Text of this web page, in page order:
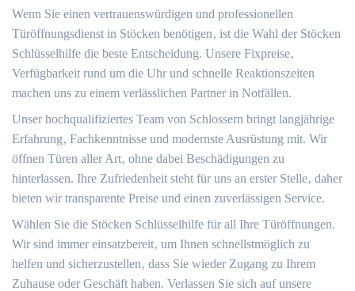
Wenn Sie einen vertrauenswürdigen und professionellen
Türöffnungsdienst in Stöcken benötigen‚ ist die Wahl der Stöcken
Schlüsselhilfe die beste Entscheidung.​ Unsere Fixpreise‚
Verfügbarkeit rund um die Uhr und schnelle Reaktionszeiten
machen uns zu einem verlässlichen Partner in Notfällen.​
Unser hochqualifiziertes Team von Schlossern bringt langjährige
Erfahrung‚ Fachkenntnisse und modernste Ausrüstung mit.​ Wir
öffnen Türen aller Art‚ ohne dabei Beschädigungen zu
hinterlassen.​ Ihre Zufriedenheit steht für uns an erster Stelle‚ daher
bieten wir transparente Preise und einen zuverlässigen Service.​
Wählen Sie die Stöcken Schlüsselhilfe für all Ihre Türöffnungen.
Wir sind immer einsatzbereit‚ um Ihnen schnellstmöglich zu
helfen und sicherzustellen‚ dass Sie wieder Zugang zu Ihrem
Zuhause oder Geschäft haben.​ Verlassen Sie sich auf unsere